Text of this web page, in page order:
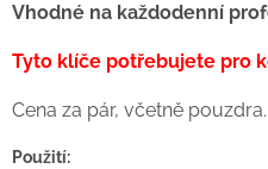
Vhodné na každodenní
Tyto klíče potřebujete pro
Cena za pár, včetně pouzdra.
Použití: